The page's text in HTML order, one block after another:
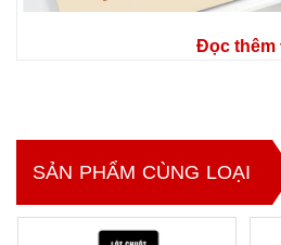
Đọc thêm
SẢN PHẨM CÙNG LOẠI